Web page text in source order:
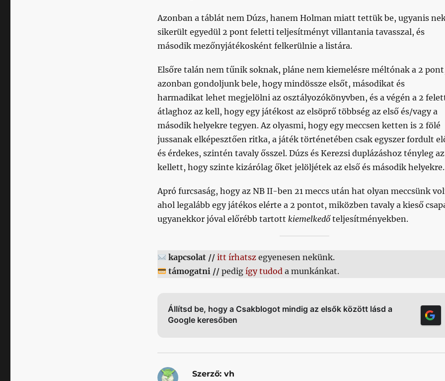
Azonban a táblát nem Dúzs, hanem Holman miatt tettük be, ugyanis
sikerült egyedül 2 pont feletti teljesítményt villantania tavasszal, és
második mezőnyjátékosként felkerülnie a listára.
Elsőre talán nem tűnik soknak, pláne nem kiemelésre méltónak a 2
azonban gondoljunk bele, hogy mindössze elsőt, másodikat és
harmadikat lehet megjelölni az osztályozókönyvben, és a végén a 2
átlaghoz az kell, hogy egy játékost az elsöprő többség az első és/vagy a
második helyekre tegyen. Az olyasmi, hogy egy meccsen ketten is 2 fölé
jussanak elképesztően ritka, a játék történetében csak egyszer fordult
és érdekes, szintén tavaly ősszel. Dúzs és Kerezsi duplázáshoz tényleg az
kellett, hogy szinte kizárólag őket jelöljétek az első és második helyekre.
Apró furcsaság, hogy az NB II-ben 21 meccs után hat olyan meccsünk
ahol legalább egy játékos elérte a 2 pontot, miközben tavaly a kieső
ugyanekkor jóval előrébb tartott kiemelkedőteljesítményekben.
kapcsolat // itt írhatsz egyenesen nekünk.
támogatni // pedigígy tudod a munkánkat.
Állítsd be, hogy a Csakblogot mindig az elsők között lásd a
Google keresőben
Szerző:vh